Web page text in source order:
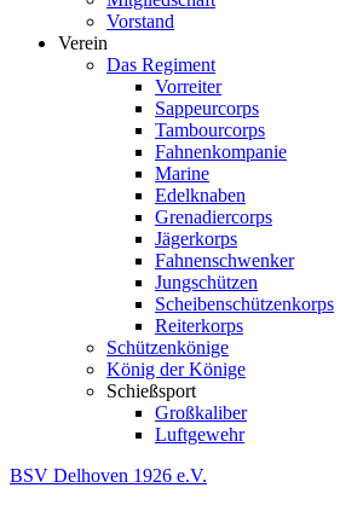
Vorstand
Verein
Das Regiment
Vorreiter
Sappeurcorps
Tambourcorps
Fahnenkompanie
Marine
Edelknaben
Grenadiercorps
Jägerkorps
Fahnenschwenker
Jungschützen
Scheibenschützenkorps
Reiterkorps
Schützenkönige
König der Könige
Schießsport
Großkaliber
Luftgewehr
BSV Delhoven 1926 e.V.